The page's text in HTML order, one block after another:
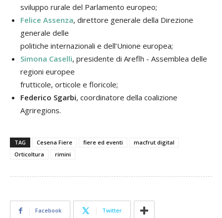
sviluppo rurale del Parlamento europeo;
Felice Assenza, direttore generale della Direzione
generale delle
politiche internazionali e dell’Unione europea;
Simona Caselli, presidente di Areflh - Assemblea delle
regioni europee
frutticole, orticole e floricole;
Federico Sgarbi, coordinatore della coalizione
Agriregions.
TAG Cesena Fiere fiere ed eventi
macfrut digital
Orticoltura
rimini
Facebook Twitter